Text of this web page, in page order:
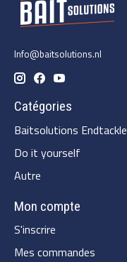
Info@baitsolutions.nl
Catégories
Baitsolutions Endtackle
Do it yourself
Autre
Mon compte
S'inscrire
Mes commandes